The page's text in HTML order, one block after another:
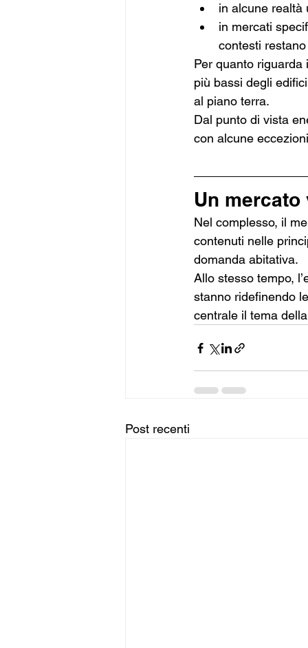
in alcune realtà
in mercati
contesti
Per quanto
più bassi degli
al piano terra.
Dal punto di vista
con alcune
Un
Nel complesso, il
contenuti nelle
domanda abitativa.
Allo stesso tempo,
stanno ridefinendo
centrale il tema
Post recenti